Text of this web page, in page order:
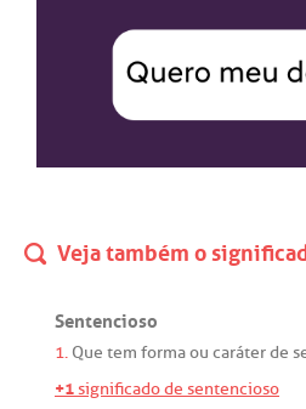
Veja também o
Sentencioso
1. Que tem formaou caráterde
+1significado de sentencioso